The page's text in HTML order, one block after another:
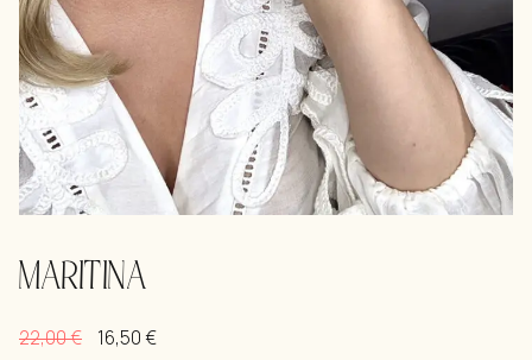
MARITINA
22,00€ 16,50€